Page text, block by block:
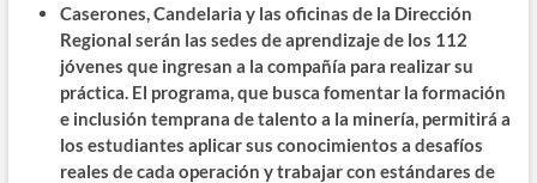
Caserones, Candelaria y las oficinas de la Dirección
Regional serán las sedes de aprendizaje de los 112
jóvenes que ingresan a la compañía para realizar su
práctica. El programa, que busca fomentar la formación
e inclusión temprana de talento a la minería, permitirá a
los estudiantes aplicar sus conocimientos a desafíos
reales de cada operación y trabajar con estándares de